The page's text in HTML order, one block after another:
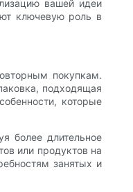
вашей идеи
ключевую роль в
покупкам.
подходящая
которые
более длительное
или продуктов на
занятых и